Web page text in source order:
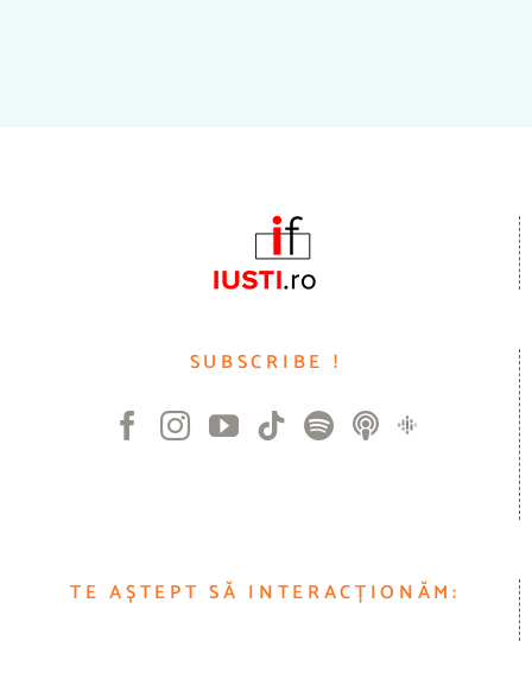
SUBSCRIBE !
TE AȘTEPT SĂ INTERACȚIONĂM: